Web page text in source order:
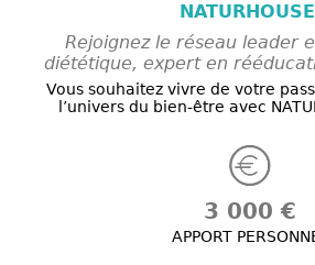
NATURHOUSE
Rejoignez le réseau leader
diététique, expert en
Vous souhaitez vivre de votre
l’univers du bien-être avec
3 000 €
APPORT